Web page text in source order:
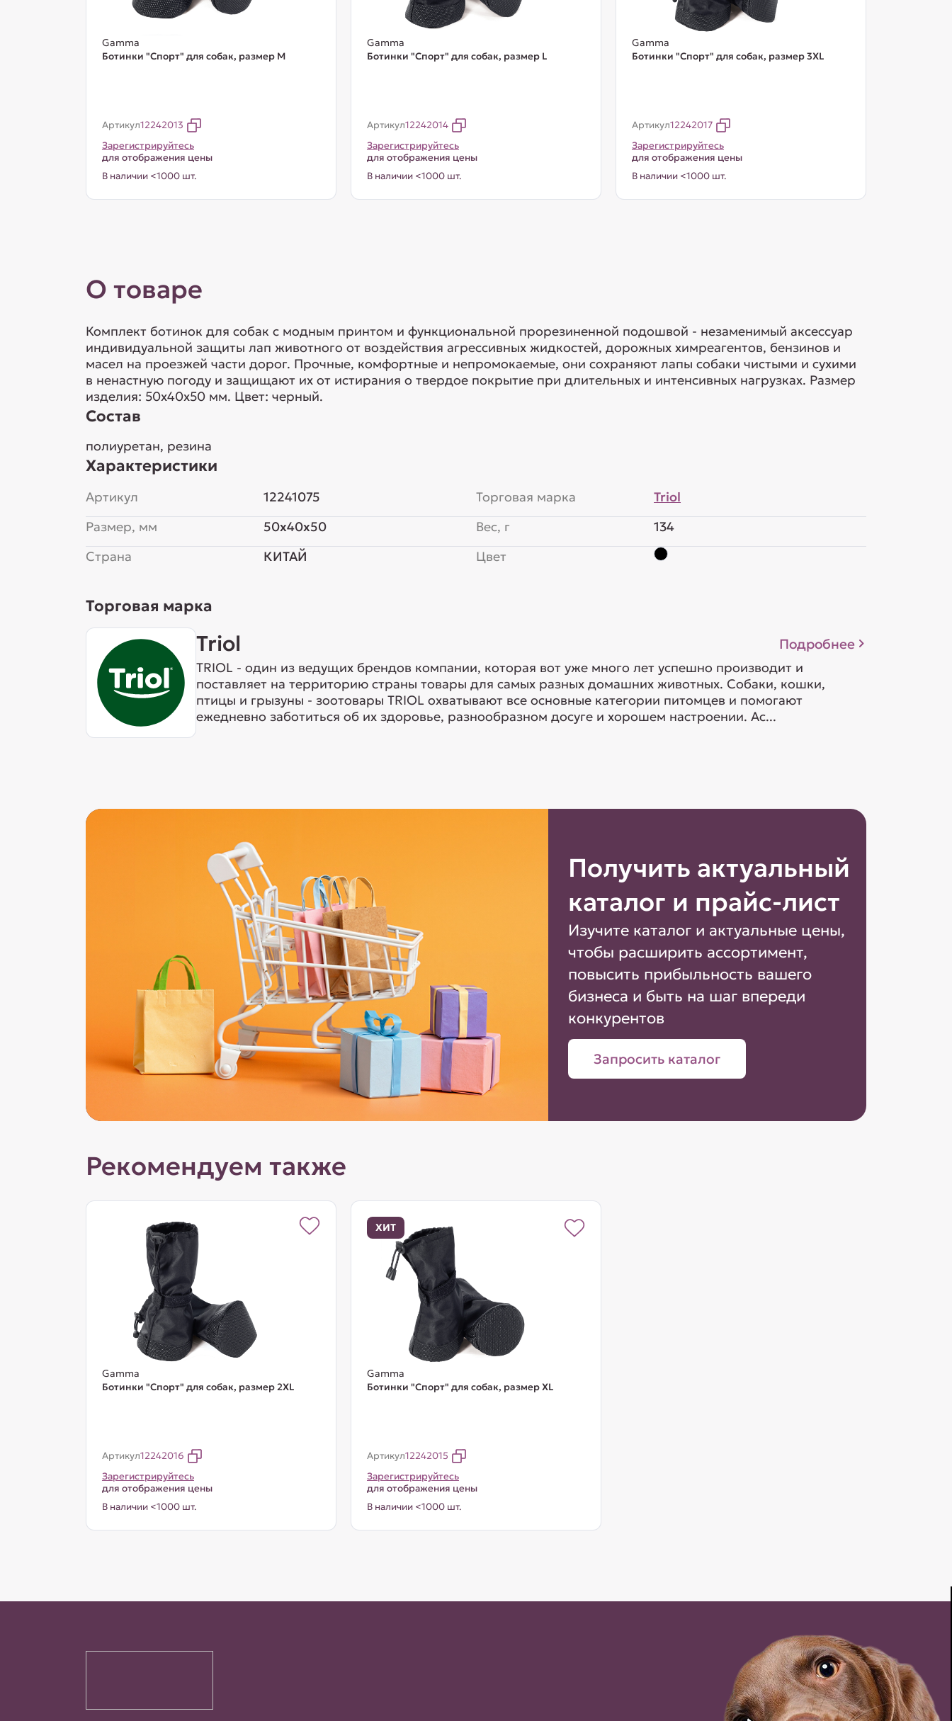
Gamma
Ботинки "Спорт" для собак, размер M
Артикул12242013
Зарегистрируйтесь
для отображения цены
В наличии <1000 шт.
Gamma
Ботинки "Спорт" для собак, размер L
Артикул12242014
Зарегистрируйтесь
для отображения цены
В наличии <1000 шт.
Gamma
Ботинки "Спорт" для собак, размер 3XL
Артикул12242017
Зарегистрируйтесь
для отображения цены
В наличии <1000 шт.
О товаре
Комплект ботинок для собак с модным принтом и функциональной прорезиненной подошвой - незаменимый аксессуар
индивидуальной защиты лап животного от воздействия агрессивных жидкостей, дорожных химреагентов, бензинов и
масел на проезжей части дорог. Прочные, комфортные и непромокаемые, они сохраняют лапы собаки чистыми и сухими
в ненастную погоду и защищают их от истирания о твердое покрытие при длительных и интенсивных нагрузках. Размер
изделия: 50х40х50 мм. Цвет: черный.
Состав
полиуретан, резина
Характеристики
Артикул
12241075
Размер, мм
50x40x50
Страна
КИТАЙ
Торговая марка
Triol
Вес, г
134
Цвет
Торговая марка
Triol Подробнее
TRIOL - один из ведущих брендов компании, которая вот уже много лет успешно производит и
поставляет на территорию страны товары для самых разных домашних животных. Собаки, кошки,
птицы и грызуны - зоотовары TRIOL охватывают все основные категории питомцев и помогают
ежедневно заботиться об их здоровье, разнообразном досуге и хорошем настроении. Ас...
Получить актуальный
каталог и прайс-лист
Изучите каталог и актуальные цены,
чтобы расширить ассортимент,
повысить прибыльность вашего
бизнеса и быть на шаг впереди
конкурентов
Запросить каталог
Рекомендуем также
Gamma
Ботинки "Спорт" для собак, размер 2XL
Артикул12242016
Зарегистрируйтесь
для отображения цены
В наличии <1000 шт.
ХИТ
Gamma
Ботинки "Спорт" для собак, размер XL
Артикул12242015
Зарегистрируйтесь
для отображения цены
В наличии <1000 шт.